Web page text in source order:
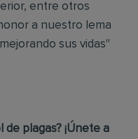
entre otros
a nuestro lema
sus vidas"
de plagas? ¡Únete a